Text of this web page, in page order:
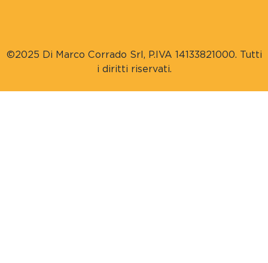
©2025 Di Marco Corrado Srl, P.IVA 14133821000. Tutti
i diritti riservati.